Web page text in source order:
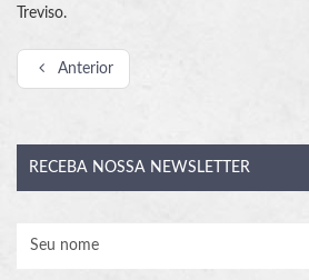
Treviso.
Anterior
RECEBA NOSSA NEWSLETTER